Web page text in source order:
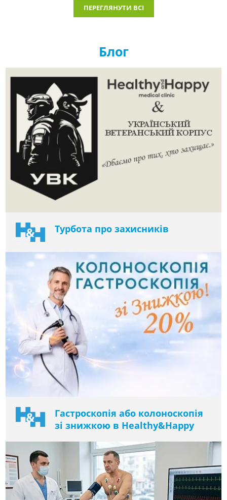
ПЕРЕГЛЯНУТИ ВСІ
Блог
Турбота про захисників
Гастроскопія або колоноскопія
зі знижкою в Healthy&Happy